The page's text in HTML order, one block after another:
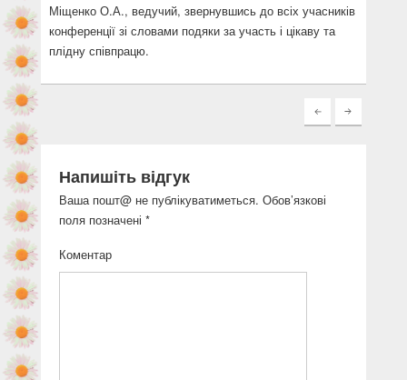
Міщенко О.А., ведучий, звернувшись до всіх учасників
конференції зі словами подяки за участь і цікаву та
плідну співпрацю.
Напишіть відгук
Ваша пошт@ не публікуватиметься. Обов’язкові
поля позначені *
Коментар